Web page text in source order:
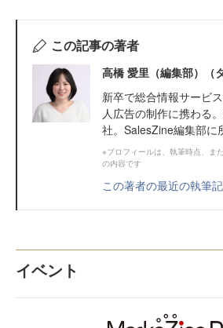
この記事の著者
高橋 愛里（編集部）（
新卒で総合情報サービ
人広告の制作に携わる
社。SalesZine編集部に
※プロフィールは、執筆時点、ま
の内容です
この著者の最近の執筆
イベント